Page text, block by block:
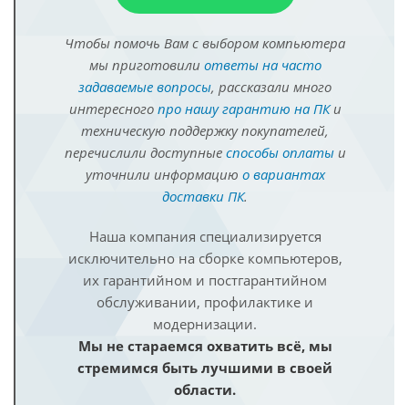
Чтобы помочь Вам с выбором компьютера
мы приготовили ответы на часто
задаваемые вопросы, рассказали много
интересного про нашу гарантию на ПКи
техническую поддержку покупателей,
перечислили доступные способы оплатыи
уточнили информацию о вариантах
доставки ПК.
Наша компания специализируется
исключительно на сборке компьютеров,
их гарантийном и постгарантийном
обслуживании, профилактике и
модернизации.
Мы не стараемся охватить всё, мы
стремимся быть лучшими в своей
области.